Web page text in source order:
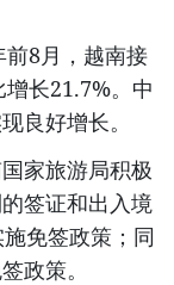
8月，越南接
长21.7%。中
良好增长。
家旅游局积极
签证和出入境
免签政策；同
政策。